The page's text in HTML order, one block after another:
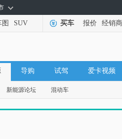
图 SUV 买车 报价 经销商
导购 试驾 爱卡视频
新能源论坛 混动车